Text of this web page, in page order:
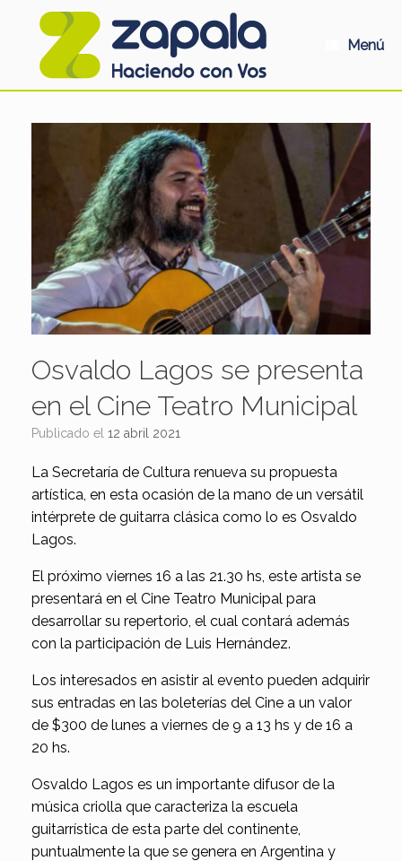
Menú
Osvaldo Lagos se presenta
en el Cine Teatro Municipal
Publicado el 12 abril 2021
La Secretaría de Cultura renueva su propuesta
artística, en esta ocasión de la mano de un versátil
intérprete de guitarra clásica como lo es Osvaldo
Lagos.
El próximo viernes 16 a las 21.30 hs, este artista se
presentará en el Cine Teatro Municipal para
desarrollar su repertorio, el cual contará además
con la participación de Luis Hernández.
Los interesados en asistir al evento pueden adquirir
sus entradas en las boleterías del Cine a un valor
de $300 de lunes a viernes de 9 a 13 hs y de 16 a
20 hs.
Osvaldo Lagos es un importante difusor de la
música criolla que caracteriza la escuela
guitarrística de esta parte del continente,
puntualmente la que se genera en Argentina y